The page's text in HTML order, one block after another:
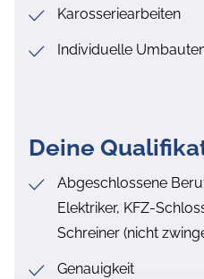
Karosseriearbeiten
Individuelle
Deine
Abgeschlossene
Elektriker, KFZ-
Schreiner (nicht
Genauigkeit